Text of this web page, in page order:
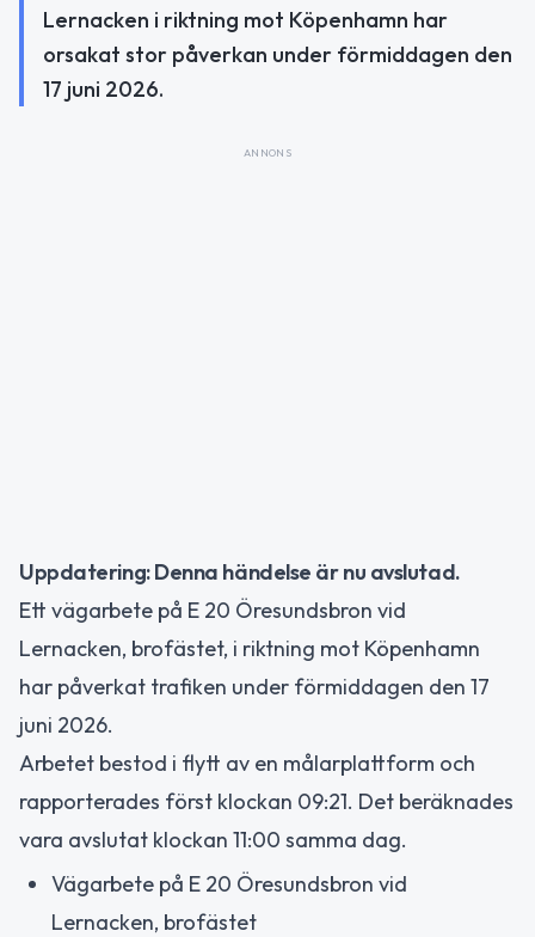
Lernacken i riktning mot Köpenhamn har
orsakat stor påverkan under förmiddagen den
17 juni 2026.
ANNONS
Uppdatering: Denna händelse är nu avslutad.
Ett vägarbete på E 20 Öresundsbron vid
Lernacken, brofästet, i riktning mot Köpenhamn
har påverkat trafiken under förmiddagen den 17
juni 2026.
Arbetet bestod i flytt av en målarplattform och
rapporterades först klockan 09:21. Det beräknades
vara avslutat klockan 11:00 samma dag.
Vägarbete på E 20 Öresundsbron vid
Lernacken, brofästet